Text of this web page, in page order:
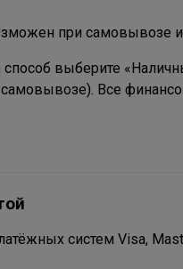
при самовывозе
выберите
Все
систем Visa,